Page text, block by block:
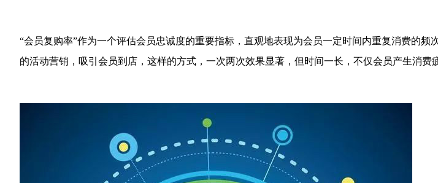
“会员复购率”作为一个评估会员忠诚度的重要指标，直观地表现为会员一定时间内重复消费的频
的活动营销，吸引会员到店，这样的方式，一次两次效果显著，但时间一长，不仅会员产生消费